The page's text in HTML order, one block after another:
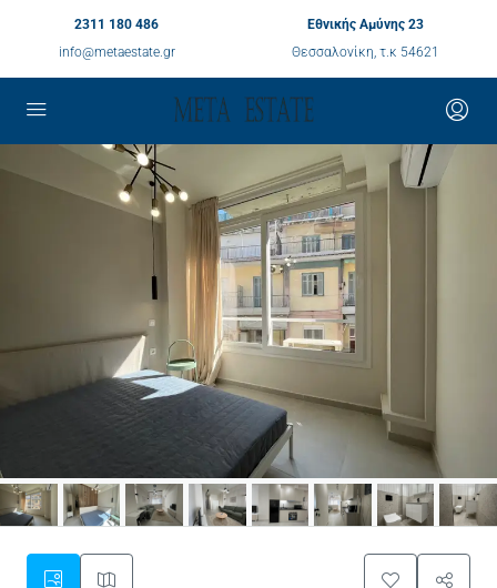
2311 180 486
info@metaestate.gr
Εθνικής Αμύνης 23
Θεσσαλονίκη, τ.κ 54621